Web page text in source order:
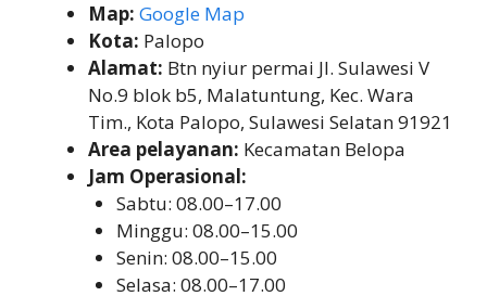
Map: Google Map
Kota: Palopo
Alamat: Btn nyiur permai Jl. Sulawesi V
No.9 blok b5, Malatuntung, Kec. Wara
Tim., Kota Palopo, Sulawesi Selatan 91921
Area pelayanan: Kecamatan Belopa
Jam Operasional:
Sabtu: 08.00–17.00
Minggu: 08.00–15.00
Senin: 08.00–15.00
Selasa: 08.00–17.00